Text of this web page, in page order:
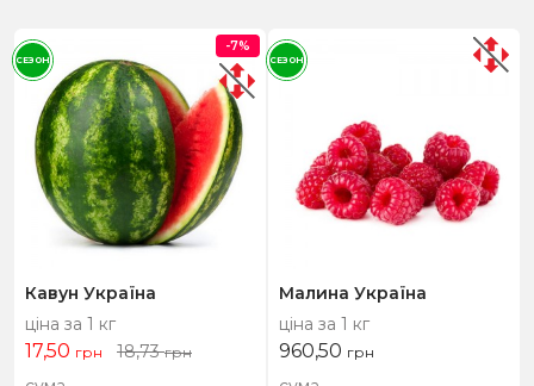
Кавун Україна
ціна за 1 кг
17,50 грн 18,73грн
-7%
СЕЗОН
Малина Україна
ціна за 1 кг
960,50 грн
СЕЗОН